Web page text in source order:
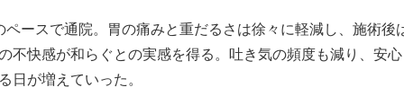
ペースで通院。胃の痛みと重だるさは徐々に軽減し、施術後
不快感が和らぐとの実感を得る。吐き気の頻度も減り、安
日が増えていった。